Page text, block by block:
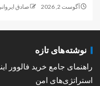
آگوست 2, 2026 صادق
نوشته‌های تازه
راهنمای جامع خرید فالوور
استراتژی‌های امن